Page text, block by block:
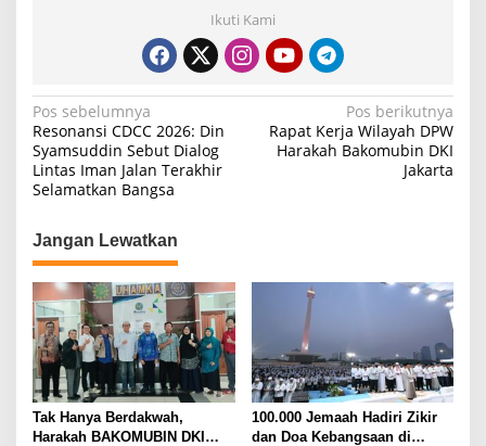
Ikuti Kami
N
a
v
g
a
s
i
p
o
s
Pos sebelumnya
Resonansi CDCC 2026: Din
Syamsuddin Sebut Dialog
Lintas Iman Jalan Terakhir
Selamatkan Bangsa
Pos berikutnya
Rapat Kerja Wilayah DPW
Harakah Bakomubin DKI
Jakarta
Jangan Lewatkan
Tak Hanya Berdakwah,
Harakah BAKOMUBIN DKI
100.000 Jemaah Hadiri Zikir
dan Doa Kebangsaan di